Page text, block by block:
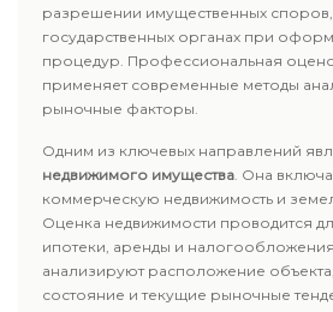
разрешении имущественных споров,
государственных органах при
процедур. Профессиональная
применяет современные методы
рыночные факторы.
Одним из ключевых направлений
недвижимого имущества. Она
коммерческую недвижимость и
Оценка недвижимости проводится
ипотеки, аренды и
анализируют расположение
состояние и текущие рыночные